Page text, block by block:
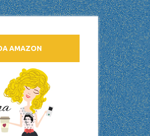
AMAZON